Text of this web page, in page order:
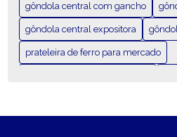
GÔNDOLA CENTRAL EXPOSITORA: COMO POTENCIALIZAR
SUAS VENDAS
GÔNDOLA CENTRAL EXPOSITORA: O GUIA COMPLETO
gôndola central com gancho
gôndola central expositora
prateleira de ferro para mercado